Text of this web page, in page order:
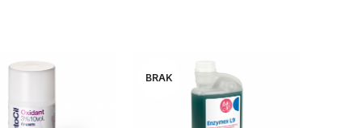
BRAK